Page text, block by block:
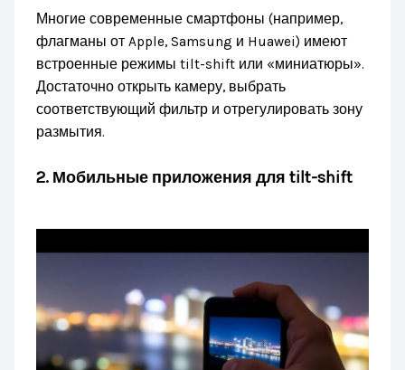
Многие современные смартфоны (например,
флагманы от Apple, Samsung и Huawei) имеют
встроенные режимы tilt-shift или «миниатюры».
Достаточно открыть камеру, выбрать
соответствующий фильтр и отрегулировать зону
размытия.
2. Мобильные приложения для tilt-shift